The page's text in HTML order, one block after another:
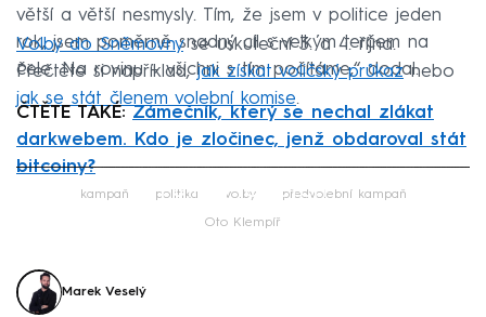
větší a větší nesmysly. Tím, že jsem v politice jeden
rok, jsem poměrně snadný cíl s velkým terčem na
čele. Na rovinu – všichni s tím počítáme,“ dodal.
Volby do Sněmovnyse uskuteční 3. a 4. října.
Přečtěte si například,jak získat voličský průkaznebo
jak se stát členem volební komise.
ČTĚTE TAKÉ: Zámečník, který se nechal zlákat
darkwebem. Kdo je zločinec, jenž obdaroval stát
bitcoiny?
Failed to fetch
kampaň politika volby předvolební kampaň
Oto Klempíř
Marek Veselý